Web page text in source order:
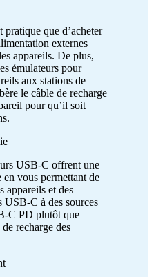
pratique que d’acheter
externes
appareils. De plus,
émulateurs pour
aux stations de
le câble de recharge
pour qu’il soit
USB-C offrent une
vous permettant de
appareils et des
USB-C à des sources
C PD plutôt que
recharge des